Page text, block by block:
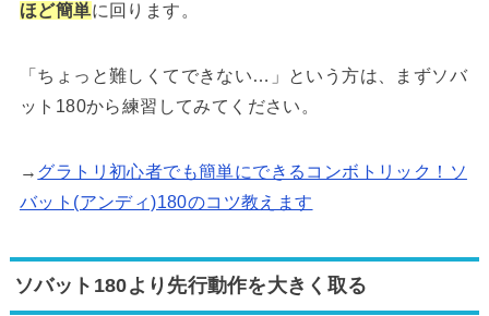
ほど簡単に回ります。
「ちょっと難しくてできない…」という方は、まずソバ
ット180から練習してみてください。
→ グラトリ初心者でも簡単にできるコンボトリック！ソ
バット(アンディ)180のコツ教えます
ソバット180より先行動作を大きく取る